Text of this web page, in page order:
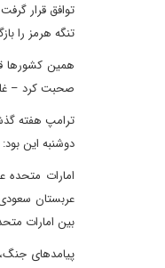
توافق قرار
تنگه هرمز را
همین کشورها
صحبت کرد –
ترامپ هفته
دوشنبه این
امارات متحده
عربستان
بین امارات
پیامدهای